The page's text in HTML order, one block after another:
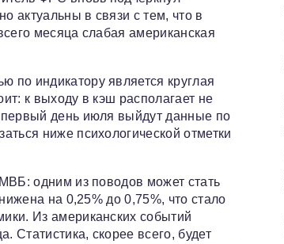
актуальны в связи с тем, что в
месяца слабая американская
по индикатору является круглая
к выходу в кэш располагает не
день июля выйдут данные по
ниже психологической отметки
одним из поводов может стать
на 0,25% до 0,75%, что стало
Из американских событий
Статистика, скорее всего, будет